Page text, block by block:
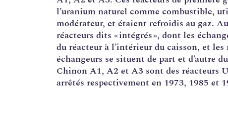
Évaluations complémentaires de sûreté
l’uraniumnaturel comme combustible,
modérateur, et étaient refroidis au gaz.
réacteurs dits « intégrés », dont les
du réacteur à l’intérieur du caisson, et
échangeurs se situent de part et d’autre
Chinon A1, A2 et A3 sont des réacteurs
arrêtés respectivement en 1973, 1985 et